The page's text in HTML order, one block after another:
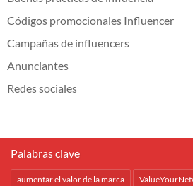
Códigos promocionales Influencer
Campañas de influencers
Anunciantes
Redes sociales
Palabras clave
aumentar el valor de la marca